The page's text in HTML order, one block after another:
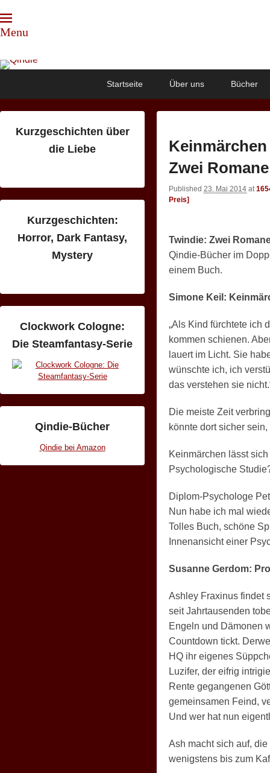
Menu
Qindie
Das Autorenkorrektiv
Startseite Über uns Bücher
Zwei
Published 23. Mai 2014 at
Preis]
Twindie: Zwei
Qindie-Bücher im
einem Buch.
Simone Keil:
„Als Kind fürchtete ich
kommen schienen.
lauert im Licht. Sie
wünschte ich, ich
das verstehen sie
Die meiste Zeit
könnte dort sicher
Keinmärchen lässt
Psychologische
Diplom-Psychologe
Nun habe ich mal
Tolles Buch, schöne
Innenansicht einer
Susanne Gerdom:
Ashley Fraxinus findet
seit Jahrtausenden
Engeln und Dämonen
Countdown tickt.
HQ ihr eigenes
Luzifer, der eifrig
Rente gegangenen
gemeinsamen Feind,
Und wer hat nun
Ash macht sich auf,
wenigstens bis zum
Kurzgeschichten über
die Liebe
Kurzgeschichten:
Horror, Dark Fantasy,
Mystery
Clockwork Cologne:
Die Steamfantasy-Serie
Qindie-Bücher
Qindie bei Amazon